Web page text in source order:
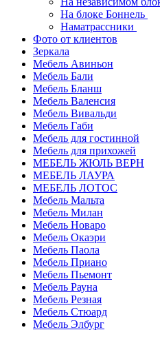
На блоке Боннель
Наматрассники
Фото от клиентов
Зеркала
Мебель Авиньон
Мебель Бали
Мебель Бланш
Мебель Валенсия
Мебель Вивальди
Мебель Габи
Мебель для гостинной
Мебель для прихожей
МЕБЕЛЬ ЖЮЛЬ ВЕРН
МЕБЕЛЬ ЛАУРА
МЕБЕЛЬ ЛОТОС
Мебель Мальта
Мебель Милан
Мебель Новаро
Мебель Окаэри
Мебель Паола
Мебель Приано
Мебель Пьемонт
Мебель Рауна
Мебель Резная
Мебель Стюард
Мебель Элбург